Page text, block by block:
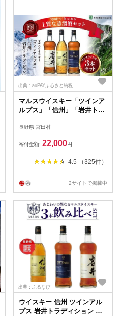
出典：auPAYふるさと納税
マルスウイスキー「ツインア
ルプス」「信州」「岩井トラ
長野県 宮田村 ３本セット 国
750ml 720ml 40% お酒 アル
ック 家飲み ギフト プレゼン
ー お祝い )
長野県 宮田村
寄付金額: 22,000円
4.5 （325件）
2サイトで掲載中
出典：ふるなび
ウイスキー 信州 ツインアル
プス 岩井トラディション ウ